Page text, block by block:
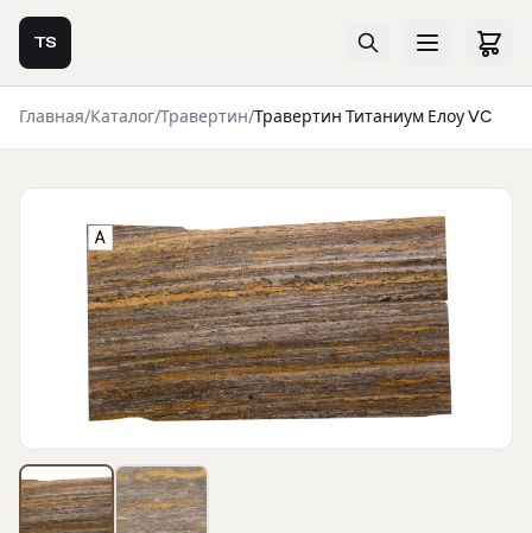
TS
Главная/Каталог/Травертин/Травертин Титаниум Елоу VC
Фотогалерея